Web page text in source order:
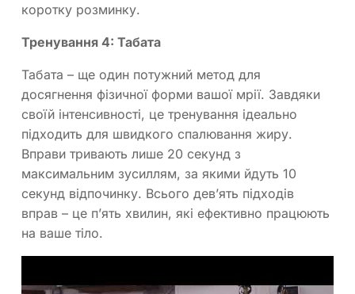
коротку розминку.
Тренування 4: Табата
Табата – ще один потужний метод для
досягнення фізичної форми вашої мрії. Завдяки
своїй інтенсивності, це тренування ідеально
підходить для швидкого спалювання жиру.
Вправи тривають лише 20 секунд з
максимальним зусиллям, за якими йдуть 10
секунд відпочинку. Всього дев’ять підходів
вправ – це п’ять хвилин, які ефективно працюють
на ваше тіло.